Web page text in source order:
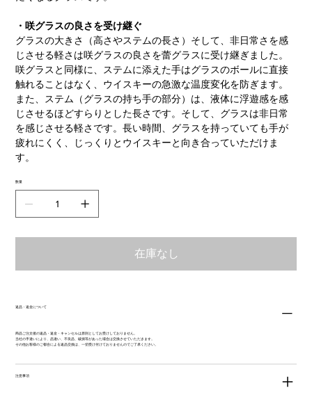
・咲グラスの良さを受け継ぐ
グラスの大きさ（高さやステムの長さ）そして、非日常さを感
じさせる軽さは咲グラスの良さを蕾グラスに受け継ぎました。
咲グラスと同様に、ステムに添えた手はグラスのボールに直接
触れることはなく、ウイスキーの急激な温度変化を防ぎます。
また、ステム（グラスの持ち手の部分）は、液体に浮遊感を感
じさせるほどすらりとした長さです。そして、グラスは非日常
を感じさせる軽さです。長い時間、グラスを持っていても手が
疲れにくく、じっくりとウイスキーと向き合っていただけま
す。
数量
在庫なし
返品・返金について
商品ご注文後の返品・返金・キャンセルは原則としてお受けしておりません。
当社の手違いにより、品違い、不良品、破損等があった場合は交換させていただきます。
その他お客様のご都合による返品交換は、一切受け付けておりませんのでご了承ください。
注意事項